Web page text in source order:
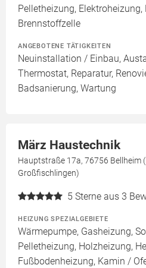
Pelletheizung, Elektroheizung,
Brennstoffzelle
ANGEBOTENE TÄTIGKEITEN
Neuinstallation / Einbau,
Thermostat, Reparatur,
Badsanierung, Wartung
März Haustechnik
Hauptstraße 17a, 76756 Bellheim
Großfischlingen)
5 Sterne aus 3
HEIZUNG SPEZIALGEBIETE
Wärmepumpe, Gasheizung,
Pelletheizung, Holzheizung,
Fußbodenheizung, Kamin /